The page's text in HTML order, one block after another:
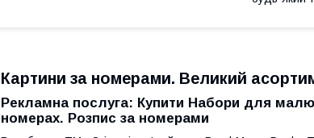
Картини за номерами. Великий
Рекламна послуга: Купити Набори для
номерах. Розпис за номерами